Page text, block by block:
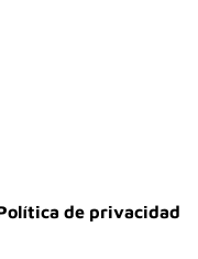
de privacidad